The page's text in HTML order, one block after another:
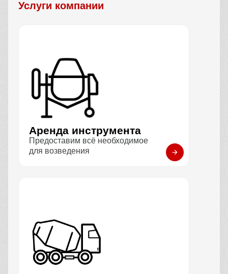
Услуги компании
Аренда инструмента
Предоставим всё необходимое
для возведения